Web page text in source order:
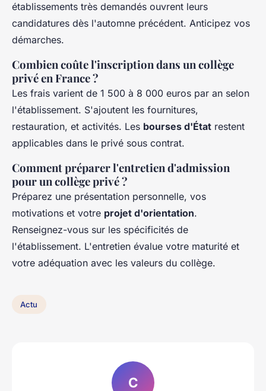
établissements très demandés ouvrent leurs
candidatures dès l'automne précédent. Anticipez vos
démarches.
Combien coûte l'inscription dans un collège
privé en France ?
Les frais varient de 1 500 à 8 000 euros par an selon
l'établissement. S'ajoutent les fournitures,
restauration, et activités. Les bourses d'État restent
applicables dans le privé sous contrat.
Comment préparer l'entretien d'admission
pour un collège privé ?
Préparez une présentation personnelle, vos
motivations et votre projet d'orientation.
Renseignez-vous sur les spécificités de
l'établissement. L'entretien évalue votre maturité et
votre adéquation avec les valeurs du collège.
Actu
C